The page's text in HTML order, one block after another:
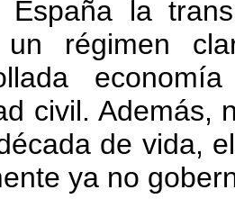
la
un régimen
civil. Además,
de vida,
ya no